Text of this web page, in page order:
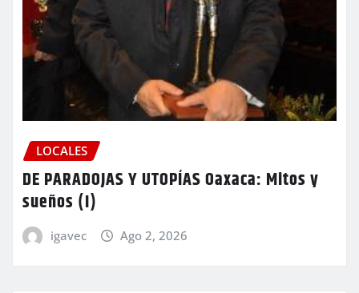
LOCALES
DE PARADOJAS Y UTOPÍAS Oaxaca: Mitos y
sueños (I)
igavec Ago 2, 2026